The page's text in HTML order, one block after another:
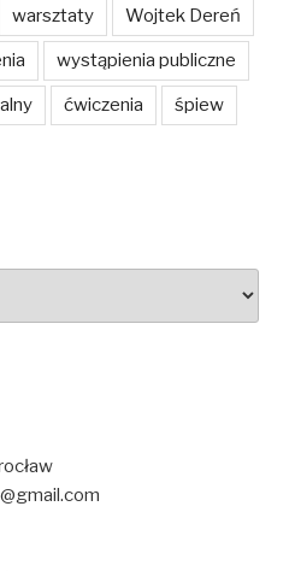
warsztaty Wojtek Dereń
wystąpienia publiczne
ćwiczenia śpiew